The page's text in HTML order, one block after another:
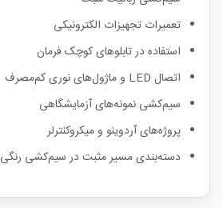
تعمیرات تجهیزات الکترونیکی
استفاده در تابلوهای کوچک فرمان
اتصال LED و ماژول‌های نوری کم‌مصرف
سیم‌کشی نمونه‌های آزمایشگاهی
پروژه‌های آردوینو و میکروکنترلر
دسته‌بندی مسیر مثبت در سیم‌کشی رنگی